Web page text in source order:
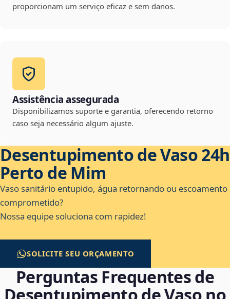
proporcionam um serviço eficaz e sem danos.
Assistência assegurada
Disponibilizamos suporte e garantia, oferecendo retorno
caso seja necessário algum ajuste.
Desentupimento de Vaso 24h
Perto de Mim
Vaso sanitário entupido, água retornando ou escoamento
comprometido?
Nossa equipe soluciona com rapidez!
SOLICITE SEU ORÇAMENTO
Perguntas Frequentes de